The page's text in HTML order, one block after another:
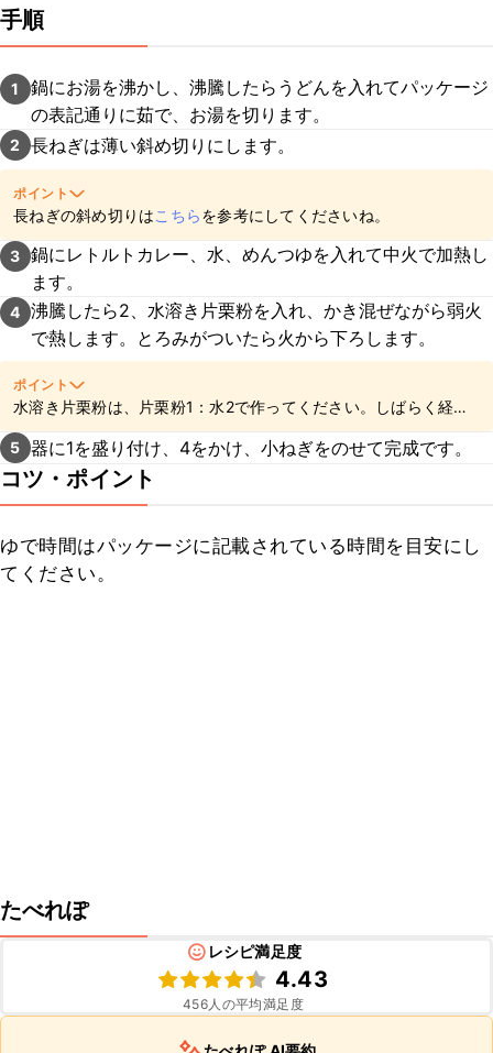
手順
1
鍋にお湯を沸かし、沸騰したらうどんを入れてパッケージ
の表記通りに茹で、お湯を切ります。
2 長ねぎは薄い斜め切りにします。
ポイント
長ねぎの斜め切りはこちらを参考にしてくださいね。
3 鍋にレトルトカレー、水、めんつゆを入れて中火で加熱し
ます。
4 沸騰したら2、水溶き片栗粉を入れ、かき混ぜながら弱火
で熱します。とろみがついたら火から下ろします。
ポイント
水溶き片栗粉は、片栗粉1：水2で作ってください。しばらく経つ
と片栗粉が沈むので、加える前によく混ぜてくださいね。
5 器に1を盛り付け、4をかけ、小ねぎをのせて完成です。
コツ・ポイント
ゆで時間はパッケージに記載されている時間を目安にし
てください。
たべれぽ
レシピ満足度
4.43
456人の平均満足度